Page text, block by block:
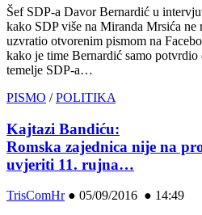
Šef SDP-a Davor Bernardić u
kako SDP više na Miranda Mrsića ne
uzvratio otvorenim pismom na
kako je time Bernardić samo
temelje SDP-a…
PISMO /POLITIKA
Kajtazi Bandiću:
Romska zajednica nije na
uvjeriti 11. rujna…
TrisComHr● 05/09/2016 ● 14:49